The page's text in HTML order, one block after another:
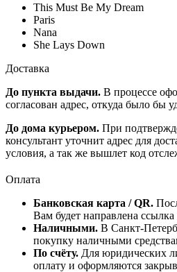
This Must Be My Dream
Paris
Nana
She Lays Down
Доставка
До пункта выдачи. В процессе
согласован адрес, откуда было бы
До дома курьером. При
консультант уточнит адрес для
условия, а так же вышлет код
Оплата
Банковская карта / QR.
Вам будет направлена ссылка
Наличными. В Санкт-
покупку наличными
По счёту. Для юридических
оплату и оформляются